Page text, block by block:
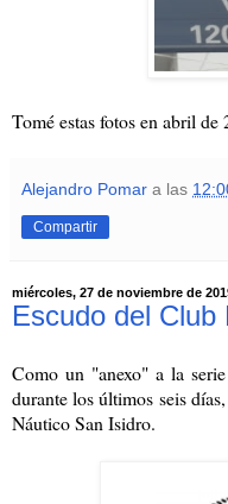
Tomé estas fotos en abril de
Alejandro Pomar a las
Compartir
miércoles, 27 de noviembre de
Escudo del
Como un "anexo" a la
durante los últimos seis
Náutico San Isidro.